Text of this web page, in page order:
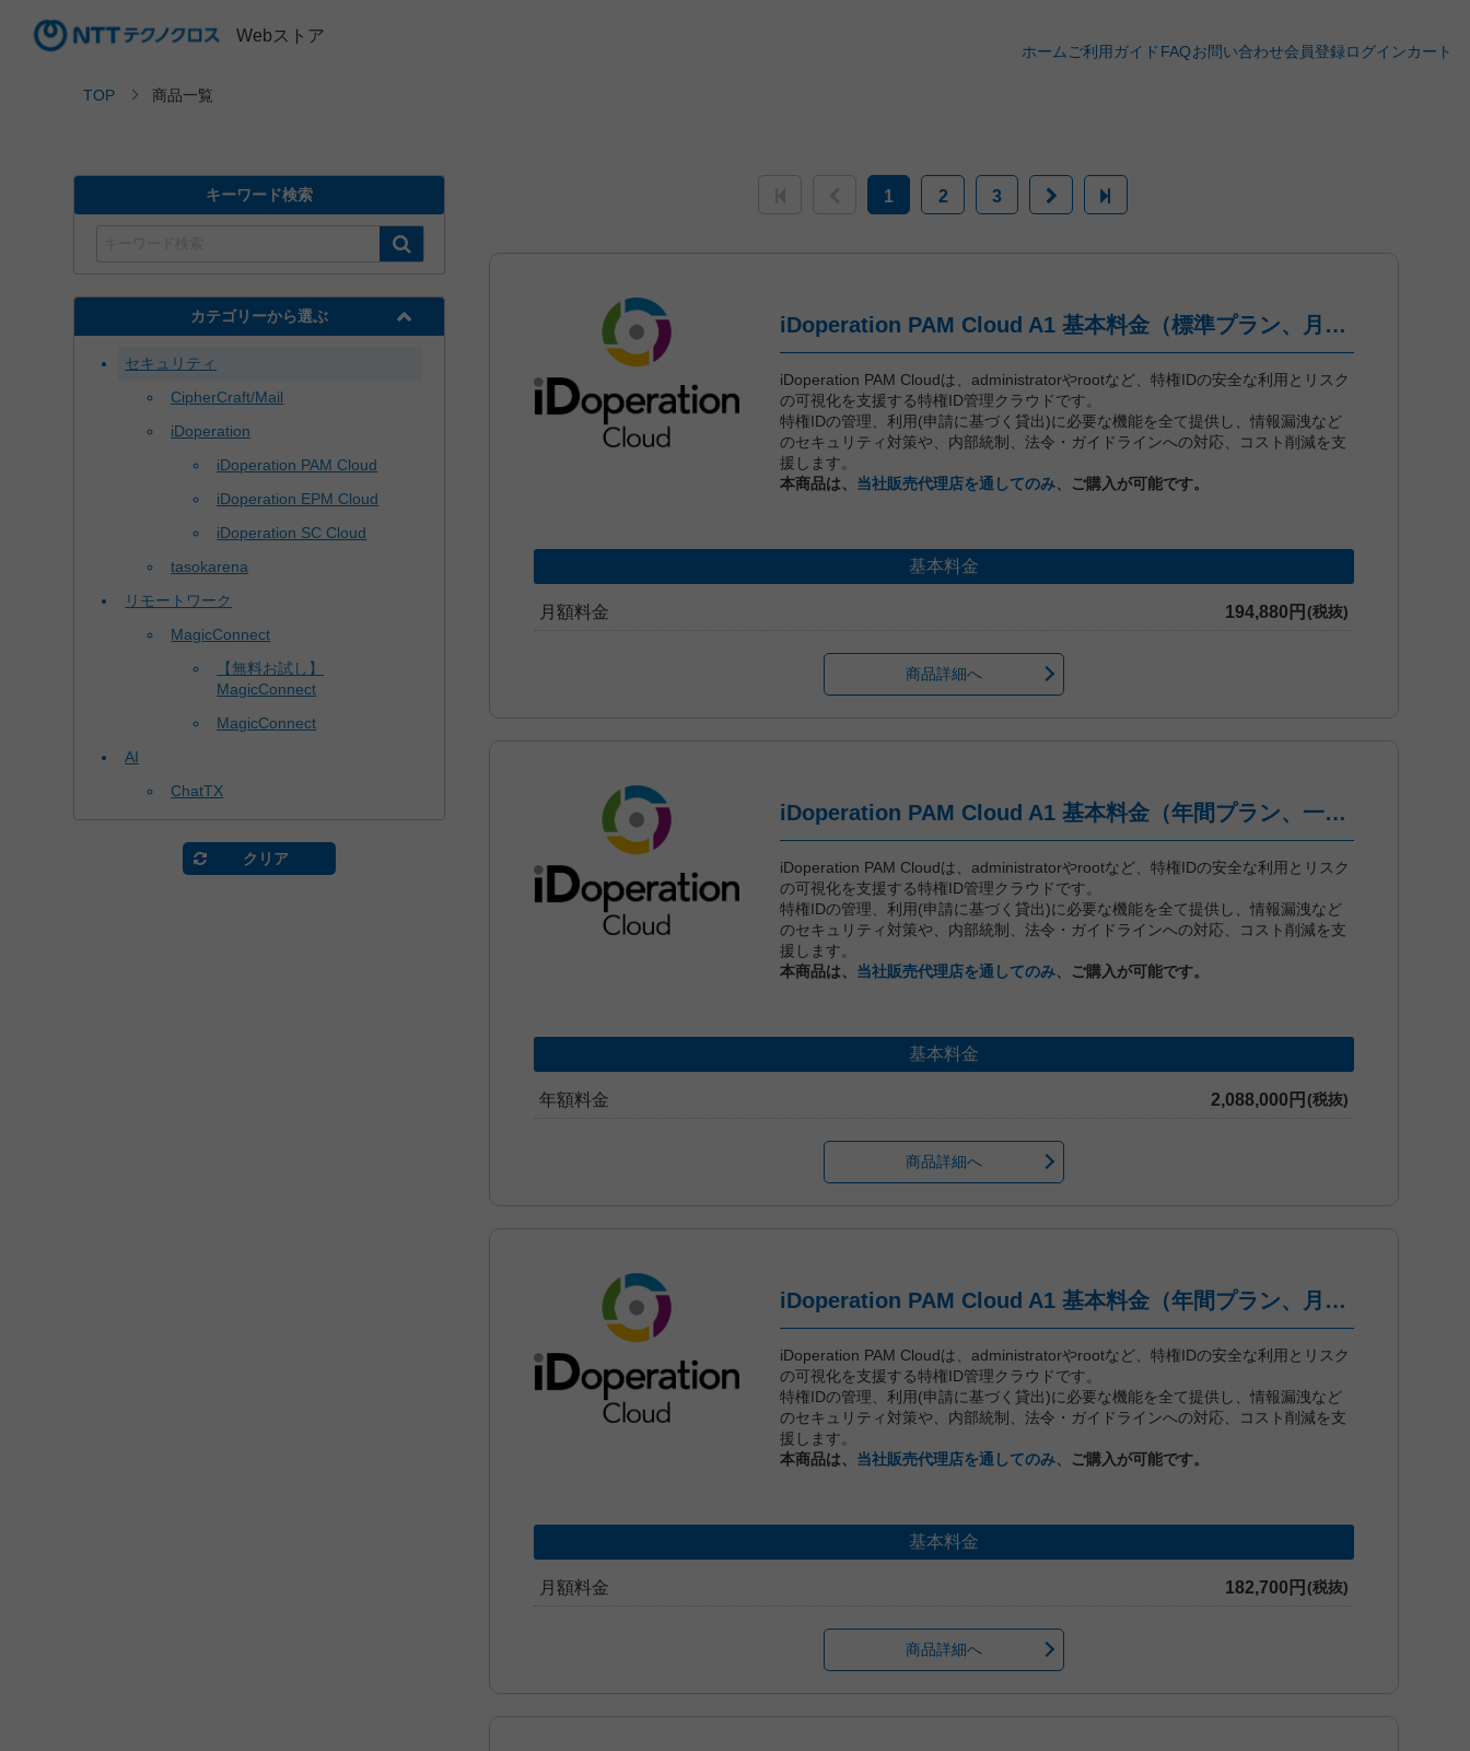
Webストア
ホーム ご利用ガイド FAQ お問い合わせ会員登録 ログイン カート
TOP 商品一覧
キーワード検索
カテゴリーから選ぶ
セキュリティ
CipherCraft/Mail
iDoperation
iDoperation PAM Cloud
iDoperation EPM Cloud
iDoperation SC Cloud
tasokarena
リモートワーク
MagicConnect
【無料お試し】
MagicConnect
MagicConnect
AI
ChatTX
クリア
1 2 3
iDoperation PAM Cloud A1 基本料金（標準プラン、月々後払い）
iDoperation PAM Cloudは、administratorやrootなど、特権IDの安全な利用とリスク
の可視化を支援する特権ID管理クラウドです。
特権IDの管理、利用(申請に基づく貸出)に必要な機能を全て提供し、情報漏洩など
のセキュリティ対策や、内部統制、法令・ガイドラインへの対応、コスト削減を支
援します。
本商品は、 当社販売代理店を通してのみ、 ご購入が可能です。
基本料金
月額料金 194,880円 (税抜)
商品詳細へ
iDoperation PAM Cloud A1 基本料金（年間プラン、一括前払い）
iDoperation PAM Cloudは、administratorやrootなど、特権IDの安全な利用とリスク
の可視化を支援する特権ID管理クラウドです。
特権IDの管理、利用(申請に基づく貸出)に必要な機能を全て提供し、情報漏洩など
のセキュリティ対策や、内部統制、法令・ガイドラインへの対応、コスト削減を支
援します。
本商品は、 当社販売代理店を通してのみ、 ご購入が可能です。
基本料金
年額料金 2,088,000円 (税抜)
商品詳細へ
iDoperation PAM Cloud A1 基本料金（年間プラン、月々後払い）
iDoperation PAM Cloudは、administratorやrootなど、特権IDの安全な利用とリスク
の可視化を支援する特権ID管理クラウドです。
特権IDの管理、利用(申請に基づく貸出)に必要な機能を全て提供し、情報漏洩など
のセキュリティ対策や、内部統制、法令・ガイドラインへの対応、コスト削減を支
援します。
本商品は、 当社販売代理店を通してのみ、 ご購入が可能です。
基本料金
月額料金 182,700円 (税抜)
商品詳細へ